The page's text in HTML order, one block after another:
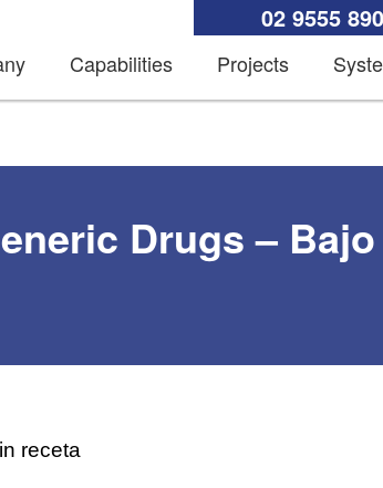
02 9555
Capabilities Projects
Drugs –
receta